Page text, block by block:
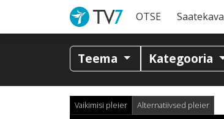
OTSE Saatekava
Teema Kategooria
Vaikimisi pleier Alternatiivsed pleier